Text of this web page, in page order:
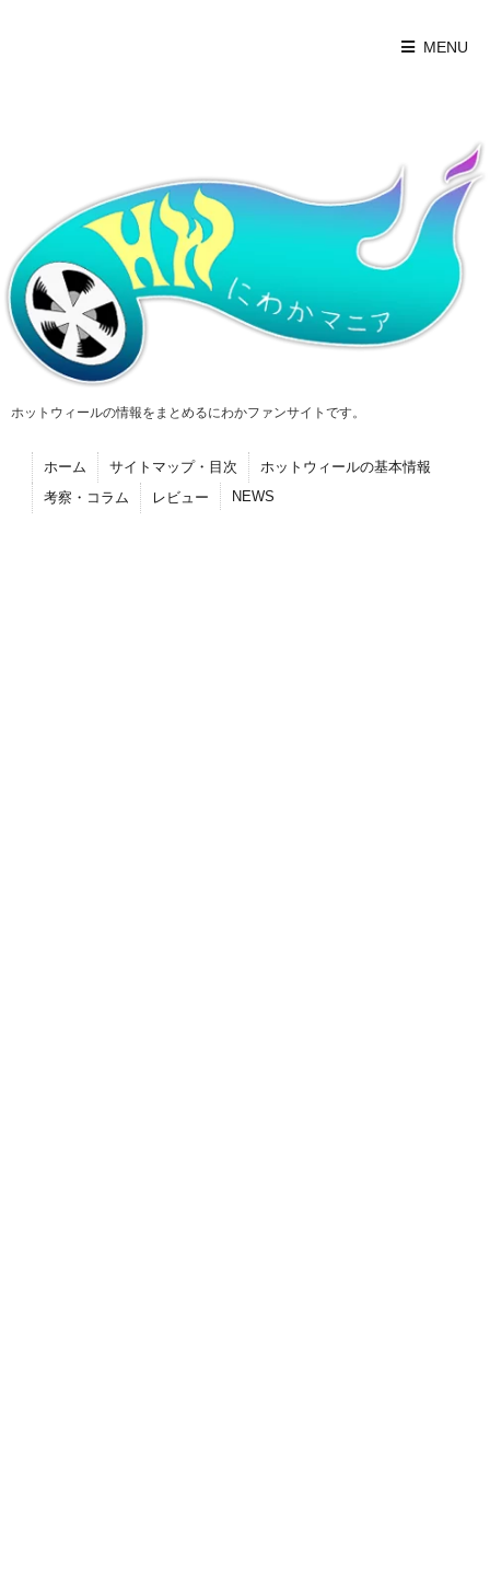
MENU
ホットウィールの情報をまとめるにわかファンサイトです。
ホーム サイトマップ・目次
ホットウィールの基本情報
考察・コラム
レビュー NEWS